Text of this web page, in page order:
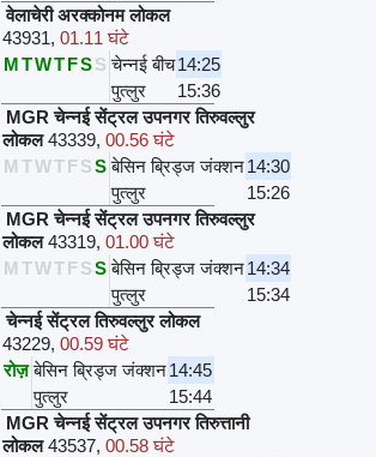
वेलाचेरी अरक्कोनम लोकल
43931, 01.11 घंटे
MTWTFSS चेन्नई बीच14:25
पुत्लुर
15:36
MGR चेन्नई सेंट्रल उपनगर तिरुवल्लुर
लोकल 43339, 00.56 घंटे
M TWTFSS बेसिन ब्रिड्ज जंक्शन14:30
पुत्लुर
15:26
MGR चेन्नई सेंट्रल उपनगर तिरुवल्लुर
लोकल 43319, 01.00 घंटे
M TWTFSS बेसिन ब्रिड्ज जंक्शन14:34
पुत्लुर
15:34
चेन्नई सेंट्रल तिरुवल्लुर लोकल
43229, 00.59 घंटे
रोज़ बेसिन ब्रिड्ज जंक्शन14:45
पुत्लुर
15:44
MGR चेन्नई सेंट्रल उपनगर तिरुत्तानी
लोकल 43537, 00.58 घंटे